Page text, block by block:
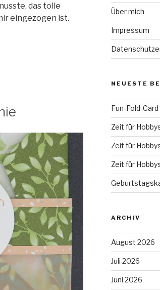
das tolle
eingezogen ist.
Über mich
Impressum
NEUESTE
Fun-Fold-
Zeit für
Zeit für
Zeit für
ARCHIV
August 2026
Juli 2026
Juni 2026